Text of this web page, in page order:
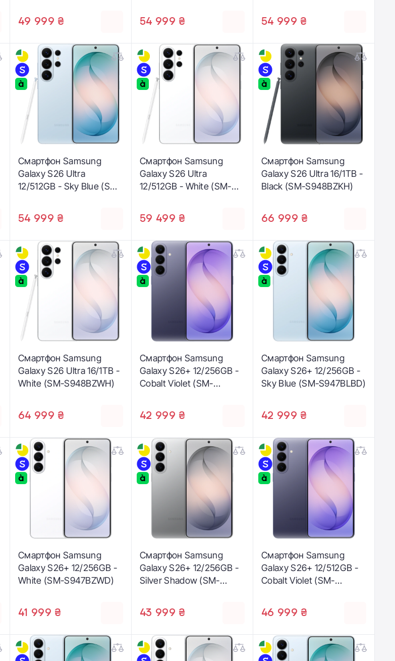
49 999 ₴ 54 999 ₴ 54 999 ₴
Смартфон Samsung
Galaxy S26 Ultra
12/512GB - Sky Blue (SM-
54 999 ₴
Смартфон Samsung
Galaxy S26 Ultra
12/512GB - White (SM-
59 499 ₴
Смартфон Samsung
Galaxy S26 Ultra 16/1TB -
Black (SM-S948BZKH)
66 999 ₴
Смартфон Samsung
Galaxy S26 Ultra 16/1TB -
White (SM-S948BZWH)
64 999 ₴
Смартфон Samsung
Galaxy S26+ 12/256GB -
Cobalt Violet (SM-
42 999 ₴
Смартфон Samsung
Galaxy S26+ 12/256GB -
Sky Blue (SM-S947BLBD)
42 999 ₴
Смартфон Samsung
Galaxy S26+ 12/256GB -
White (SM-S947BZWD)
41 999 ₴
Смартфон Samsung
Galaxy S26+ 12/256GB -
Silver Shadow (SM-
43 999 ₴
Смартфон Samsung
Galaxy S26+ 12/512GB -
Cobalt Violet (SM-
46 999 ₴